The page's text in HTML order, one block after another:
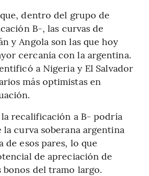
dentro del grupo de
B-, las curvas de
y Angola son las que hoy
cercanía con la argentina.
a Nigeria y El Salvador
más optimistas en
la recalificación a B- podría
curva soberana argentina
de esos pares, lo que
de apreciación de
bonos del tramo largo.